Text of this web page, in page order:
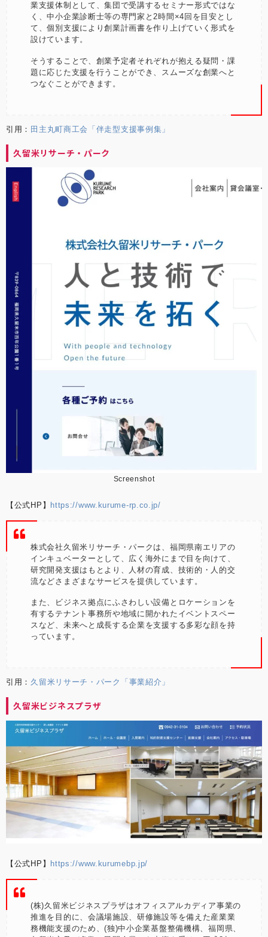
業支援体制として、集団で受講するセミナー形式ではな
く、中小企業診断士等の専門家と2時間×4回を目安とし
て、個別支援により創業計画書を作り上げていく形式を
設けています。
そうすることで、創業予定者それぞれが抱える疑問・課
題に応じた支援を行うことができ、スムーズな創業へと
つなぐことができます。
引用： 田主丸町商工会「伴走型支援事例集」
久留米リサーチ・パーク
Screenshot
【公式HP】 https://www.kurume-rp.co.jp/
株式会社久留米リサーチ・パークは、福岡県南エリアの
インキュベーターとして、広く海外にまで目を向けて、
研究開発支援はもとより、人材の育成、技術的・人的交
流などさまざまなサービスを提供しています。
また、ビジネス拠点にふさわしい設備とロケーションを
有するテナント事務所や地域に開かれたイベントスペー
スなど、未来へと成長する企業を支援する多彩な顔を持
っています。
引用： 久留米リサーチ・パーク「事業紹介」
久留米ビジネスプラザ
【公式HP】 https://www.kurumebp.jp/
(株)久留米ビジネスプラザはオフィスアルカディア事業の
推進を目的に、会議場施設、研修施設等を備えた産業業
務機能支援のため、(独)中小企業基盤整備機構、福岡県、